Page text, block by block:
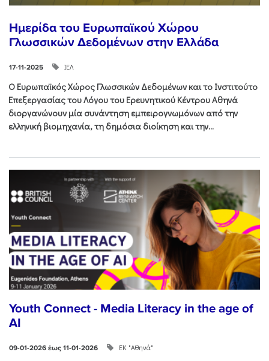
Ημερίδα του Ευρωπαϊκού Χώρου
Γλωσσικών Δεδομένων στην Ελλάδα
17-11-2025 ΙΕΛ
Ο Ευρωπαϊκός Χώρος Γλωσσικών Δεδομένων και το Ινστιτούτο
Επεξεργασίας του Λόγου του Ερευνητικού Κέντρου Αθηνά
διοργανώνουν μία συνάντηση εμπειρογνωμόνων από την
ελληνική βιομηχανία, τη δημόσια διοίκηση και την...
Youth Connect - Media Literacy in the age of
AI
09-01-2026 έως 11-01-2026 ΕΚ "Αθηνά"